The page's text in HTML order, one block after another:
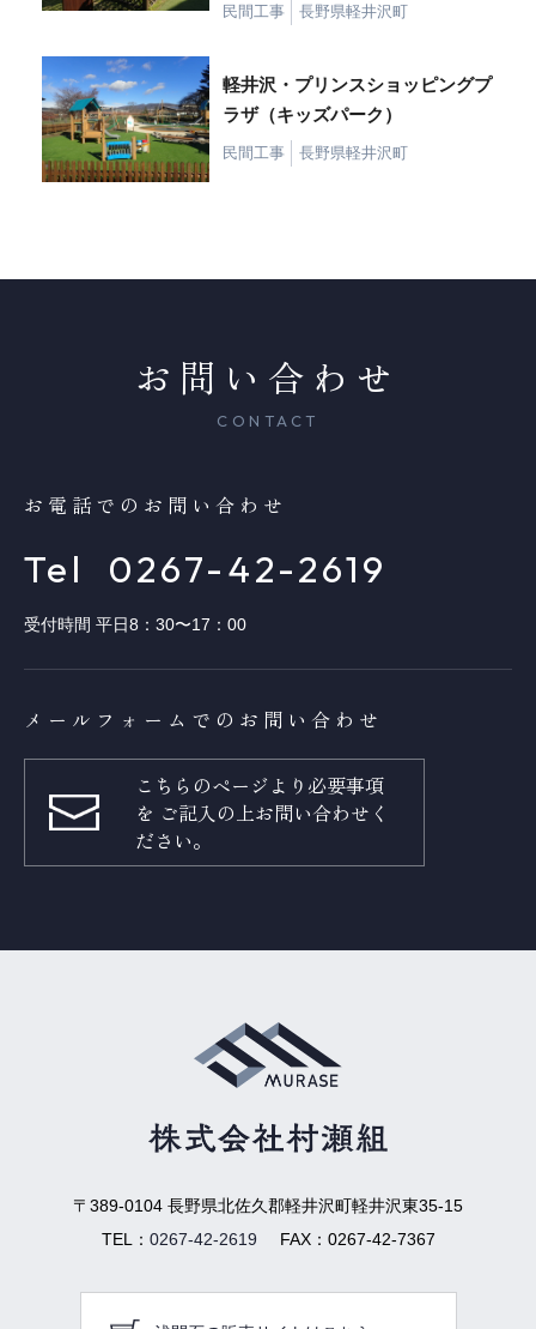
民間工事 長野県軽井沢町
軽井沢・プリンスショッピングプ
ラザ（キッズパーク）
民間工事 長野県軽井沢町
お問い合わせ
CONTACT
お電話でのお問い合わせ
Tel 0267-42-2619
受付時間 平日8：30〜17：00
メールフォームでのお問い合わせ
こちらのページより必要事項
を ご記入の上お問い合わせく
ださい。
〒389-0104 長野県北佐久郡軽井沢町軽井沢東35-15
TEL： 0267-42-2619 FAX： 0267-42-7367